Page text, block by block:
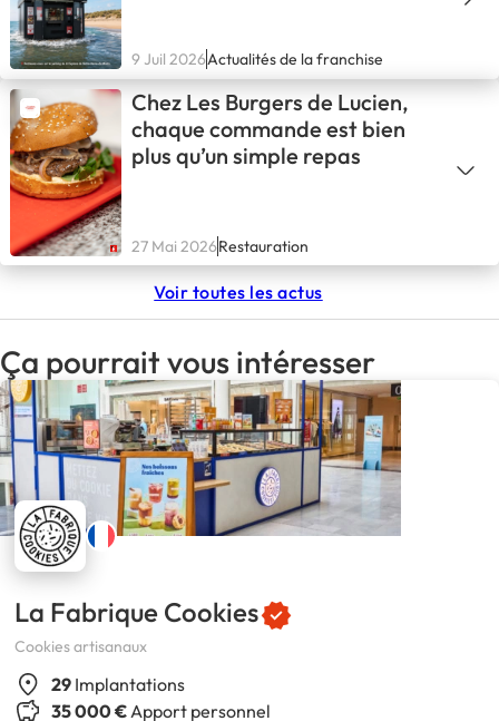
9 Juil 2026Actualités de la franchise
Chez Les Burgers de Lucien,
chaque commande est bien
plus qu’un simple repas
27 Mai 2026Restauration
Voir toutes les actus
Ça pourrait vous intéresser
La Fabrique Cookies
Cookies artisanaux
29 Implantations
35 000 € Apport personnel